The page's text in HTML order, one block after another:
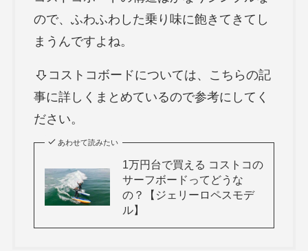
ので、ふわふわした乗り味に飽きてきてし
まうんですよね。
コストコボードについては、こちらの記
事に詳しくまとめているので参考にしてく
ださい。
あわせて読みたい
1万円台で買える コストコの
サーフボードってどうな
の？【ジェリーロペスモデ
ル】